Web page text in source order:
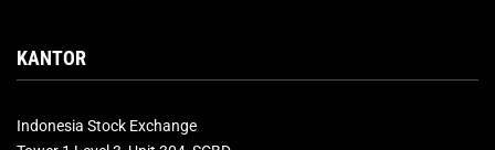
KANTOR
Indonesia Stock Exchange